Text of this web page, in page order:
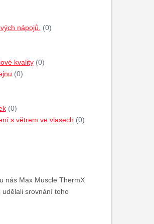
nápojů.
(0)
kvality (0)
(0)
(0)
s větrem ve vlasech (0)
nás Max Muscle ThermX
udělali srovnání toho